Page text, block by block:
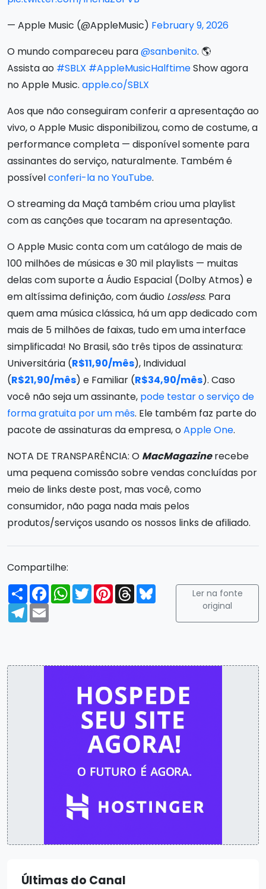
— Apple Music (@AppleMusic) February 9, 2026
O mundo compareceu para@sanbenito. 🌎
Assista ao #SBLX #AppleMusicHalftimeShow agora
no Apple Music. apple.co/SBLX
Aos que não conseguiram conferir a apresentação ao
vivo, o Apple Music disponibilizou, como de costume, a
performance completa — disponível somente para
assinantes do serviço, naturalmente. Também é
possívelconferi-la no YouTube.
O streaming da Maçã também criou uma playlist
com as canções que tocaram na apresentação.
O Apple Music conta com um catálogo de mais de
100 milhões de músicas e 30 mil playlists — muitas
delas com suporte a Áudio Espacial (Dolby Atmos) e
em altíssima definição, com áudio Lossless. Para
quem ama música clássica, há um app dedicado com
mais de 5 milhões de faixas, tudo em uma interface
simplificada! No Brasil, são três tipos de assinatura:
Universitária (R$11,90/mês), Individual
(R$21,90/mês) e Familiar (R$34,90/mês). Caso
você não seja um assinante, pode testar o serviço de
forma gratuita por um mês. Ele também faz parte do
pacote de assinaturas da empresa, oApple One.
NOTA DE TRANSPARÊNCIA: O MacMagazinerecebe
uma pequena comissão sobre vendas concluídas por
meio de links deste post, mas você, como
consumidor, não paga nada mais pelos
produtos/serviços usando os nossos links de afiliado.
Compartilhe:
Compartilhar
FacebookWhatsApp
TwitterPinterest
ThreadsBluesky
Telegram
Email
Ler na fonte
original
Últimas do Canal